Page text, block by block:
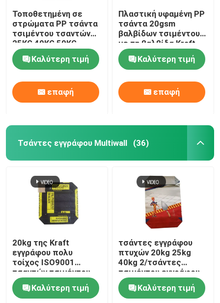
Τοποθετημένη σε
στρώματα PP τσάντα
τσιμέντου τσαντών
25KG 40KG 50KG
Adstar τσιμέντου
φραγμών κατώτατο
σημείο
Καλύτερη τιμή
επαφή
Πλαστική υφαμένη PP
τσάντα 20gsm
βαλβίδων τσιμέντου
με τη βαλβίδα Kraft
καφετιά
Καλύτερη τιμή
επαφή
Τσάντες εγγράφου Multiwall (36)
20kg της Kraft
εγγράφου πολυ
τοίχος ISO9001
τσαντών τσιμέντου
αδιάβροχος με την
κόλλαΚαλύτερη τιμή
τσάντες εγγράφου
πτυχών 20kg 25kg
40kg 2/τσάντες
τσιμέντου εγγράφου
της Kraft με τη
συγκολλητική σκόνη
Καλύτερη τιμή